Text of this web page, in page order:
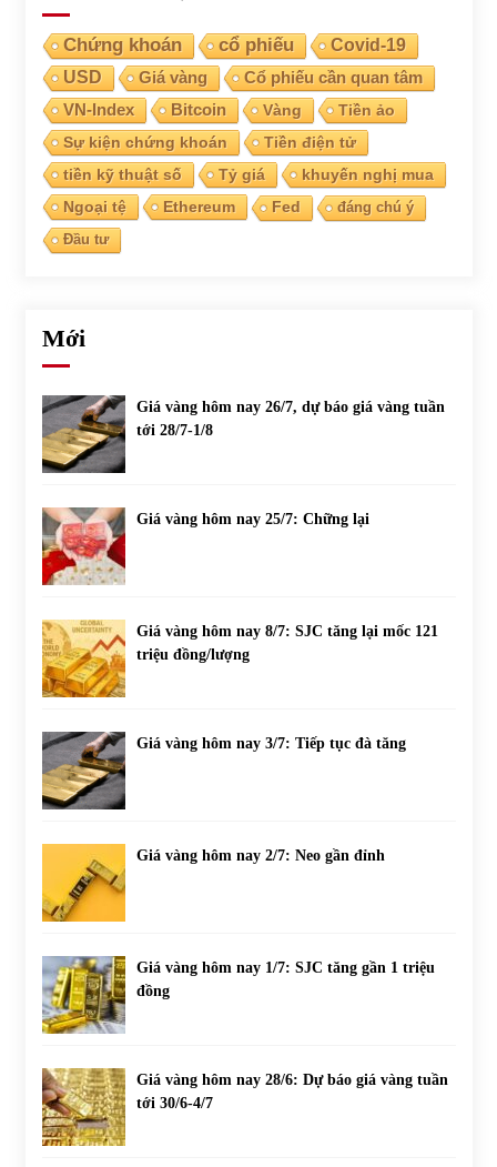
Chứng khoán cổ phiếu
Covid-19
USD
Giá vàng Cổ phiếu cần quan tâm
VN-Index Bitcoin Vàng
Tiền ảo
Sự kiện chứng khoán
Tiền điện tử
tiền kỹ thuật số
Tỷ giá
khuyến nghị mua
Ngoại tệ
Ethereum Fed
đáng chú ý
Đầu tư
Mới
Giá vàng hôm nay 26/7, dự báo giá vàng tuần
tới 28/7-1/8
Giá vàng hôm nay 25/7: Chững lại
Giá vàng hôm nay 8/7: SJC tăng lại mốc 121
triệu đồng/lượng
Giá vàng hôm nay 3/7: Tiếp tục đà tăng
Giá vàng hôm nay 2/7: Neo gần đỉnh
Giá vàng hôm nay 1/7: SJC tăng gần 1 triệu
đồng
Giá vàng hôm nay 28/6: Dự báo giá vàng tuần
tới 30/6-4/7